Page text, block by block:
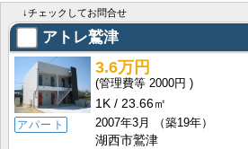
↓チェックしてお問合せ
アトレ鷲津
アパート
3.6万円
2000円
1K
23.66㎡
2007年3月
（築19年）
湖西市鷲津